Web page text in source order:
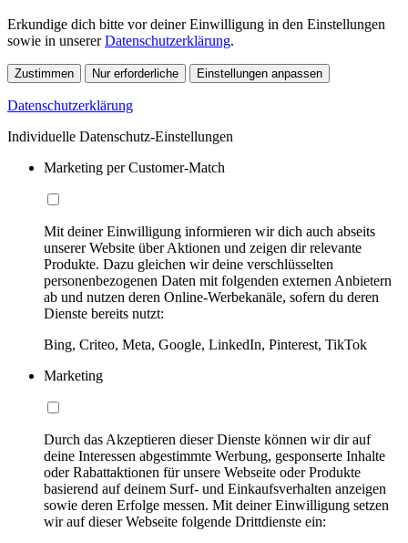
Erkundige dich bitte vor deiner Einwilligung in den Einstellungen
sowie in unsererDatenschutzerklärung.
Zustimmen Nur erforderliche Einstellungen anpassen
Datenschutzerklärung
Individuelle Datenschutz-Einstellungen
Marketing per Customer-Match
Mit deiner Einwilligung informieren wir dich auch abseits
unserer Website über Aktionen und zeigen dir relevante
Produkte. Dazu gleichen wir deine verschlüsselten
personenbezogenen Daten mit folgenden externen Anbietern
ab und nutzen deren Online-Werbekanäle, sofern du deren
Dienste bereits nutzt:
Bing, Criteo, Meta, Google, LinkedIn, Pinterest, TikTok
Marketing
Durch das Akzeptieren dieser Dienste können wir dir auf
deine Interessen abgestimmte Werbung, gesponserte Inhalte
oder Rabattaktionen für unsere Webseite oder Produkte
basierend auf deinem Surf- und Einkaufsverhalten anzeigen
sowie deren Erfolge messen. Mit deiner Einwilligung setzen
wir auf dieser Webseite folgende Drittdienste ein: